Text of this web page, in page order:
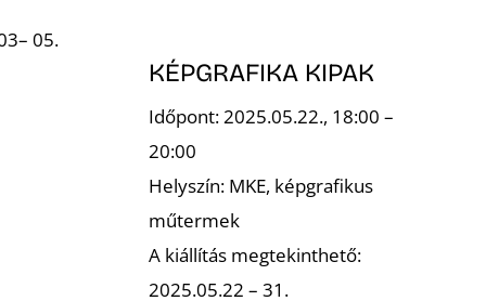
05.
KÉPGRAFIKA KIPAK
Időpont: 2025.05.22., 18:00 –
20:00
Helyszín: MKE, képgrafikus
műtermek
A kiállítás megtekinthető:
2025.05.22 – 31.